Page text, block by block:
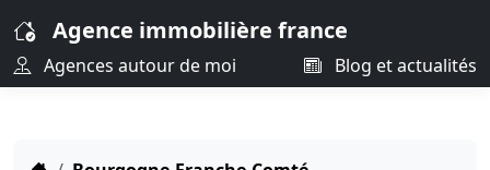
Agence immobilière france
Agences autour de moi Blog et actualités